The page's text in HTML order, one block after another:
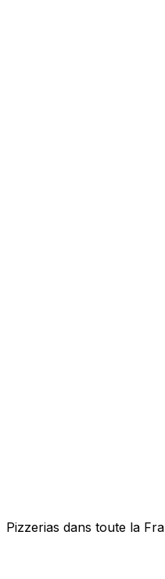
Pizzerias dans toute la